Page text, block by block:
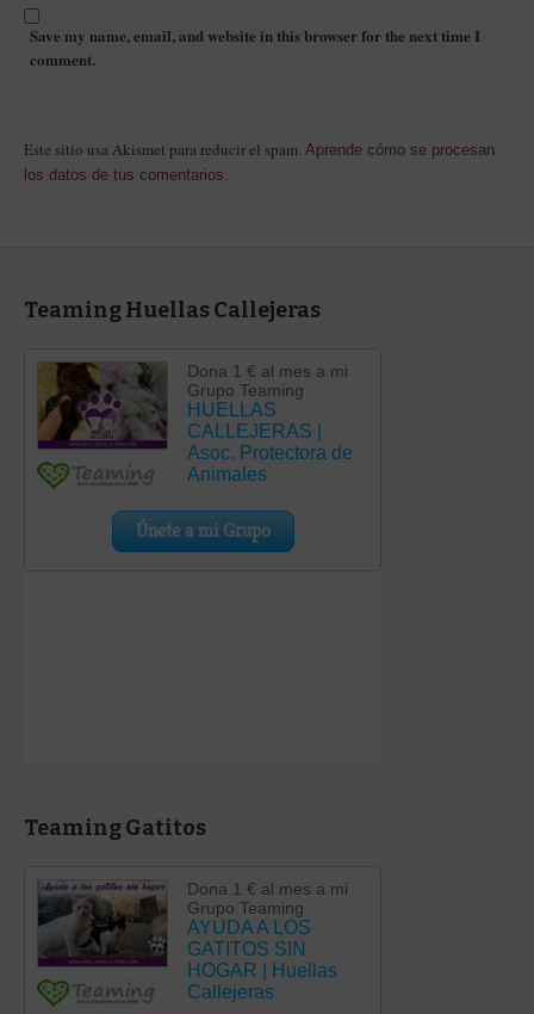
Save my name, email, and website in this browser for the next time I
comment.
Este sitio usa Akismet para reducir el spam. Aprende cómo se procesan
los datos de tus comentarios.
Teaming Huellas Callejeras
Teaming Gatitos